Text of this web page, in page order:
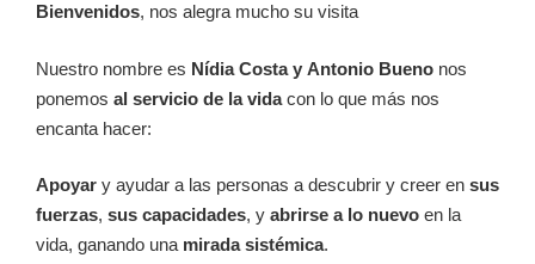
Bienvenidos, nos alegra mucho su visita
Nuestro nombre es Nídia Costa y Antonio Bueno nos
ponemos al servicio de la vidacon lo que más nos
encanta hacer:
Apoyar y ayudar a las personas a descubrir y creer en sus
fuerzas, sus capacidades, y abrirse a lo nuevo en la
vida, ganando una mirada sistémica.